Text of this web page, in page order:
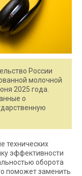
России
молочной
2025 года.
о
технических
эффективности
оборота
поможет заменить